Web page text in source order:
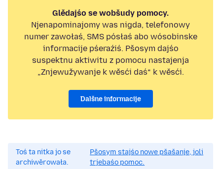
Glědajśo se wobšudy pomocy.
Njenapominajomy was nigda, telefonowy
numer zawołaś, SMS pósłaś abo wósobinske
informacije pśeraźiś. Pšosym dajśo
suspektnu aktiwitu z pomocu nastajenja
„Znjewužywanje k wěsći daś“ k wěsći.
Dalšne informacije
Toś ta nitka jo se
archiwěrowała.
Pšosym stajśo nowe pšašanje, joli
trjebaśo pomoc.